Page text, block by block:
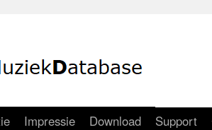
Impressie Download Support